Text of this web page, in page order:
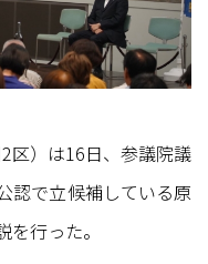
区）は16日、参議院議
認で立候補している原
行った。